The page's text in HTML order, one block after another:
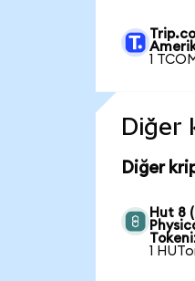
1
Diğer
Diğer
Hut 8
1